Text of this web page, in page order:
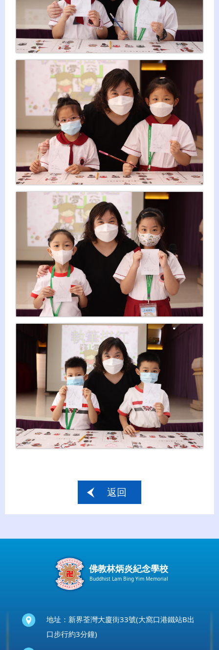
返回
佛教林炳炎紀念學校
Buddhist Lam Bing Yim Memorial
地址：新界荃灣大廈街33號(大窩口港鐵站B出
口步行約3分鐘)